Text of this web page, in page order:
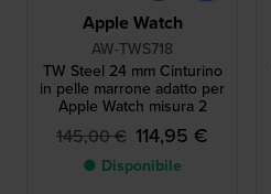
Apple Watch
AW-TWS718
TW Steel 24 mm Cinturino
in pelle marrone adatto per
Apple Watch misura 2
145,00 € 114,95 €
● Disponibile